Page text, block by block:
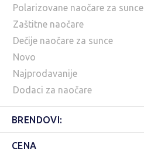
Polarizovane naočare za sunce
Zaštitne naočare
Dečije naočare za sunce
Novo
Najprodavanije
Dodaci za naočare
BRENDOVI:
CENA